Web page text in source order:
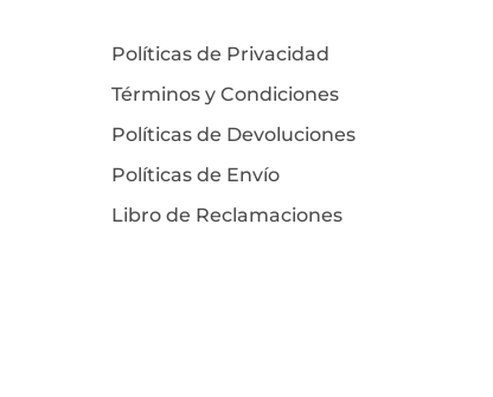
Políticas de Privacidad
Términos y Condiciones
Políticas de Devoluciones
Políticas de Envío
Libro de Reclamaciones